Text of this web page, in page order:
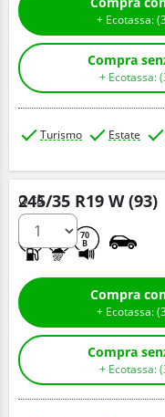
+ Ecotassa: (
+ Ecotassa: (
Turismo Estate
245/35 R19 W (93)
70
B
Q.tà
+ Ecotassa: (
+ Ecotassa: (